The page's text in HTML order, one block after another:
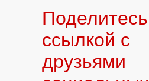
Поделитесь
ссылкой с
друзьями